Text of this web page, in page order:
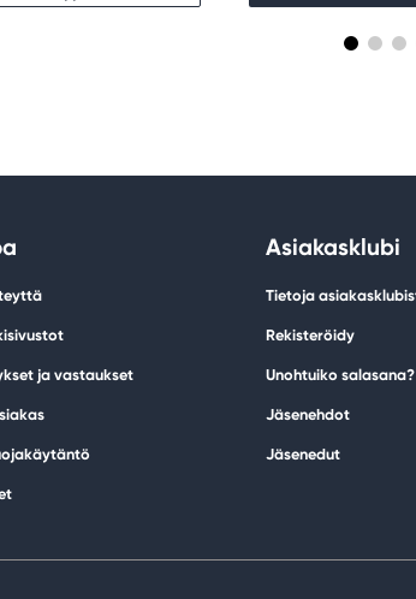
ja vastaukset
Asiakasklubi
Tietoja
Rekisteröidy
Unohtuiko salasana?
Jäsenehdot
Jäsenedut